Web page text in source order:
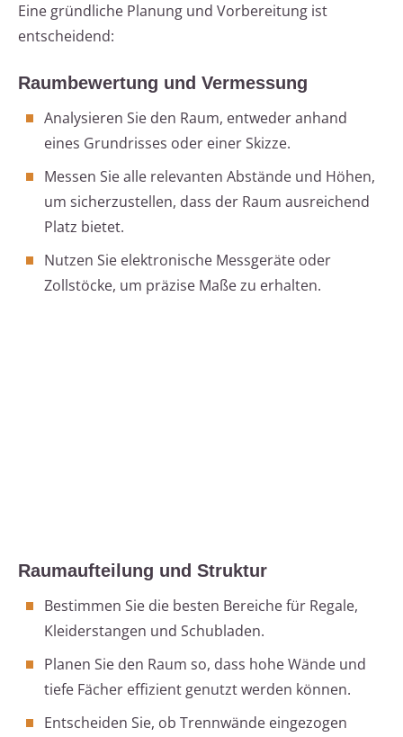
Eine gründliche Planung und Vorbereitung ist
entscheidend:
Raumbewertung und Vermessung
Analysieren Sie den Raum, entweder anhand
eines Grundrisses oder einer Skizze.
Messen Sie alle relevanten Abstände und Höhen,
um sicherzustellen, dass der Raum ausreichend
Platz bietet.
Nutzen Sie elektronische Messgeräte oder
Zollstöcke, um präzise Maße zu erhalten.
Raumaufteilung und Struktur
Bestimmen Sie die besten Bereiche für Regale,
Kleiderstangen und Schubladen.
Planen Sie den Raum so, dass hohe Wände und
tiefe Fächer effizient genutzt werden können.
Entscheiden Sie, ob Trennwände eingezogen